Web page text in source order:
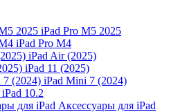
iPad Pro M5 2025
iPad Pro M4
iPad Air (2025)
iPad 11 (2025)
iPad Mini 7 (2024)
iPad 10.2
Аксессуары для iPad